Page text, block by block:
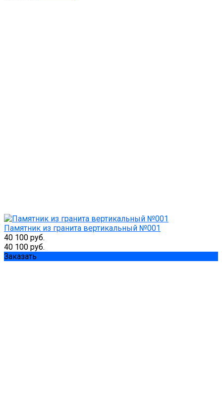
Памятник из гранита вертикальный №001
40 100 руб.
40 100 руб.
Заказать